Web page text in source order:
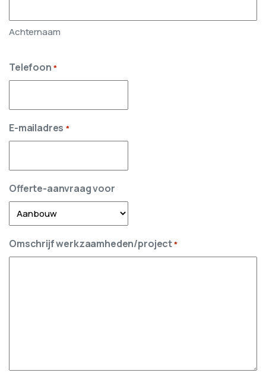
Achternaam
Telefoon *
E-mailadres *
Offerte-aanvraag voor
Omschrijf werkzaamheden/project*